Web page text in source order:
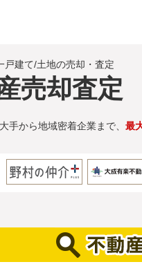
戸建て/土地の売却・査定
売却査定
手から地域密着企業まで、 最